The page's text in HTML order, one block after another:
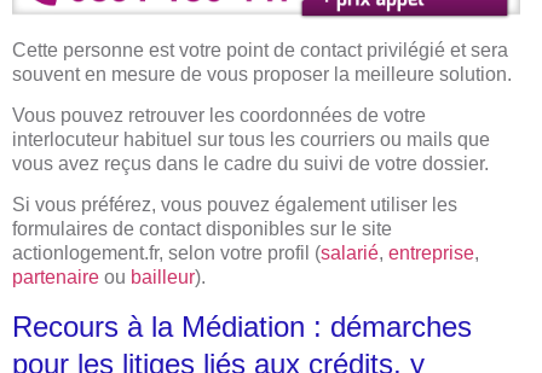
Cette personne est votre point de contact privilégié et sera
souvent en mesure de vous proposer la meilleure solution.
Vous pouvez retrouver les coordonnées de votre
interlocuteur habituel sur tous les courriers ou mails que
vous avez reçus dans le cadre du suivi de votre dossier.
Si vous préférez, vous pouvez également utiliser les
formulaires de contact disponibles sur le site
actionlogement.fr, selon votre profil (salarié, entreprise,
partenaire ou bailleur).
Recours à la Médiation : démarches
pour les litiges liés aux crédits, y